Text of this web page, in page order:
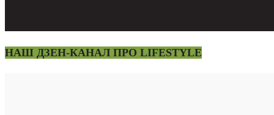
НАШ ДЗЕН-КАНАЛ ПРО LIFESTYLE